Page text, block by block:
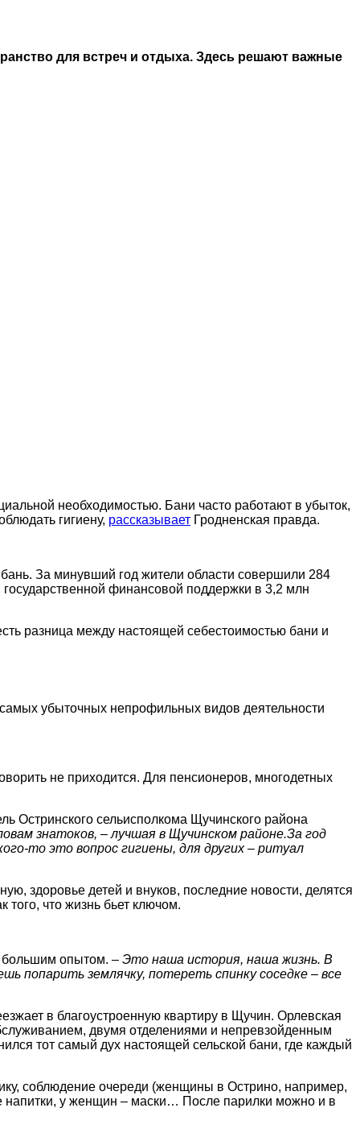
для встреч и отдыха. Здесь решают важные
необходимостью. Бани часто работают в убыток,
гигиену, рассказывает Гродненская правда.
За минувший год жители области совершили 284
финансовой поддержки в 3,2 млн
разница между настоящей себестоимостью бани и
убыточных непрофильных видов деятельности
не приходится. Для пенсионеров, многодетных
Остринского сельисполкома Щучинского района
знатоков, – лучшая в Щучинском районе.За год
то это вопрос гигиены, для других – ритуал
здоровье детей и внуков, последние новости, делятся
что жизнь бьет ключом.
большим опытом. – Это наша история, наша жизнь. В
попарить землячку, потереть спинку соседке – все
в благоустроенную квартиру в Щучин. Орлевская
двумя отделениями и непревзойденным
тот самый дух настоящей сельской бани, где каждый
соблюдение очереди (женщины в Острино, например,
у женщин – маски… После парилки можно и в